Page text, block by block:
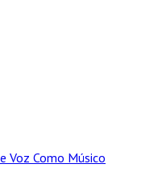
Voz Como Músico